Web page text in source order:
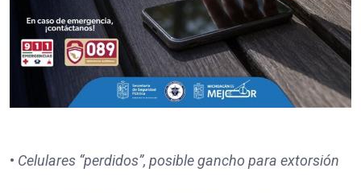
• Celulares “perdidos”, posible gancho para extorsión